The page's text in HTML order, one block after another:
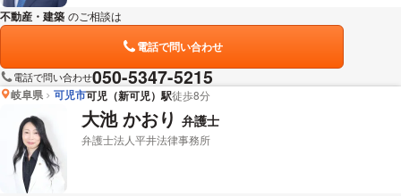
不動産・建築 のご相談は
電話で問い合わせ
電話で問い合わせ050-5347-5215
岐阜県 可児市可児（新可児）駅徒歩8分
大池 かおり 弁護士
弁護士法人平井法律事務所